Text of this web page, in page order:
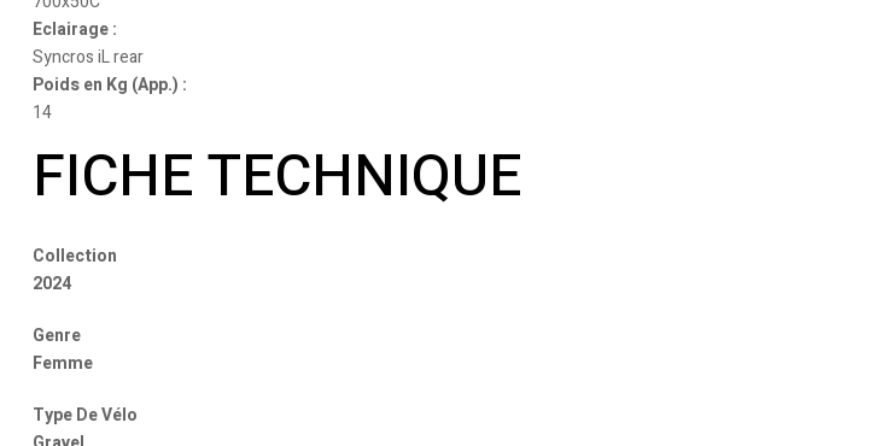
Eclairage :
Syncros iL rear
Poids en Kg (App.) :
14
FICHE TECHNIQUE
Collection
2024
Genre
Femme
Type De Vélo